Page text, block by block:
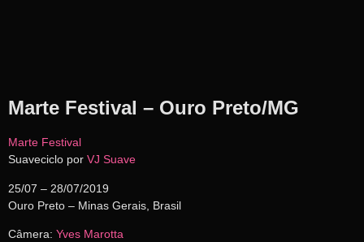
Marte Festival – Ouro Preto/MG
Marte Festival
Suaveciclo por VJ Suave
25/07 – 28/07/2019
Ouro Preto – Minas Gerais, Brasil
Câmera: Yves Marotta